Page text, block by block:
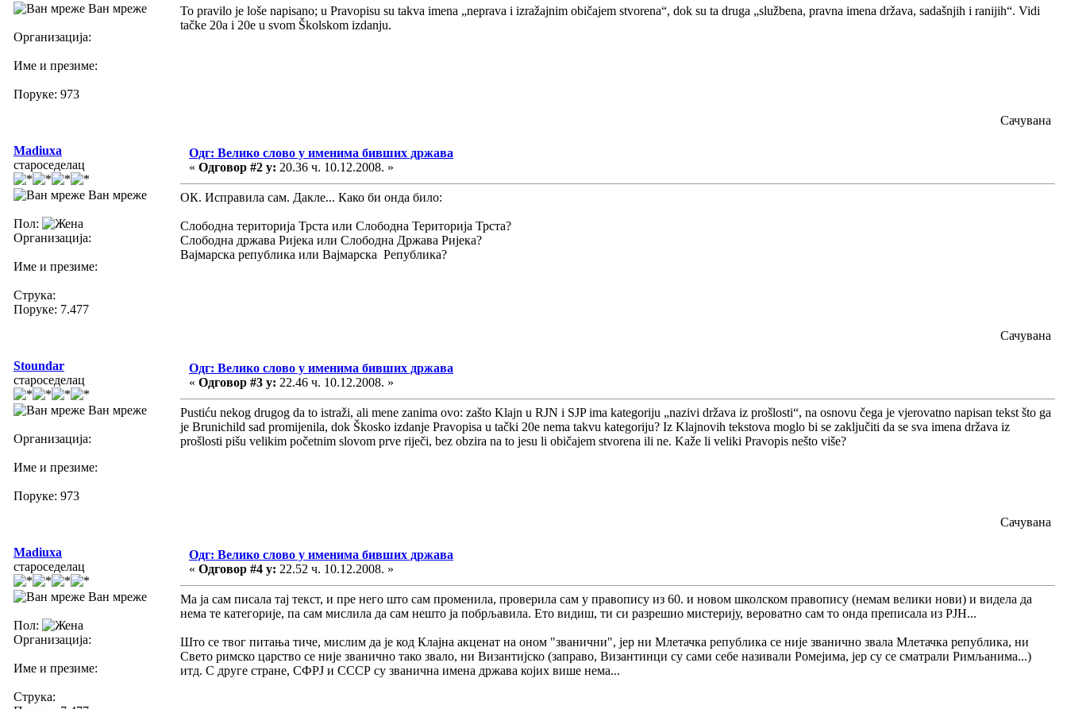
Ван мреже
Организација:
Име и презиме:
Поруке: 973
To pravilo je loše napisano; u Pravopisu su takva imena „neprava i izražajnim običajem stvorena“, dok su ta druga „službena, pravna imena država, sadašnjih i ranijih“. Vidi
tačke 20a i 20e u svom Školskom izdanju.
Сачувана
Madiuxa
староседелац
Ван мреже
Пол:
Организација:
Име и презиме:
Струка:
Поруке: 7.477
Одг: Велико слово у именима бивших држава
« Одговор #2 у: 20.36 ч. 10.12.2008. »
ОК. Исправила сам. Дакле... Како би онда било:
Слободна територија Трста или Слободна Територија Трста?
Слободна држава Ријека или Слободна Држава Ријека?
Вајмарска република или Вајмарска Република?
Сачувана
Stoundar
староседелац
Ван мреже
Организација:
Име и презиме:
Поруке: 973
Одг: Велико слово у именима бивших држава
« Одговор #3 у: 22.46 ч. 10.12.2008. »
Pustiću nekog drugog da to istraži, ali mene zanima ovo: zašto Klajn u RJN i SJP ima kategoriju „nazivi država iz prošlosti“, na osnovu čega je vjerovatno napisan tekst što ga
je Brunichild sad promijenila, dok Škosko izdanje Pravopisa u tački 20e nema takvu kategoriju? Iz Klajnovih tekstova moglo bi se zaključiti da se sva imena država iz
prošlosti pišu velikim početnim slovom prve riječi, bez obzira na to jesu li običajem stvorena ili ne. Kaže li veliki Pravopis nešto više?
Сачувана
Madiuxa
староседелац
Ван мреже
Пол:
Организација:
Име и презиме:
Струка:
Одг: Велико слово у именима бивших држава
« Одговор #4 у: 22.52 ч. 10.12.2008. »
Ма ја сам писала тај текст, и пре него што сам променила, проверила сам у правопису из 60. и новом школском правопису (немам велики нови) и видела да
нема те категорије, па сам мислила да сам нешто ја побрљавила. Ето видиш, ти си разрешио мистерију, вероватно сам то онда преписала из РЈН...
Што се твог питања тиче, мислим да је код Клајна акценат на оном "званични", јер ни Млетачка република се није званично звала Млетачка република, ни
Свето римско царство се није званично тако звало, ни Византијско (заправо, Византинци су сами себе називали Ромејима, јер су се сматрали Римљанима...)
итд. С друге стране, СФРЈ и СССР су званична имена држава којих више нема...